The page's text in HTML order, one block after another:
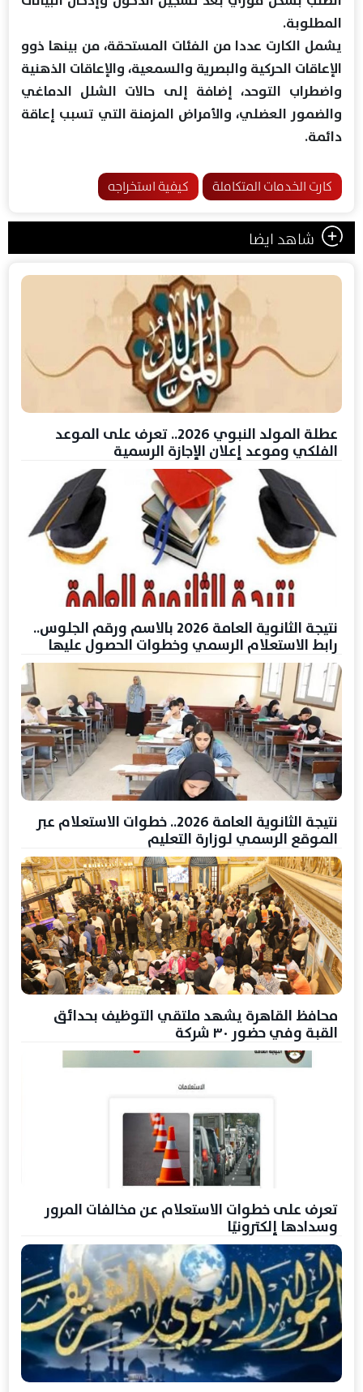
المطلوبة.
يشمل الكارت عددا من الفئات المستحقة، من بينها ذوو
الإعاقات الحركية والبصرية والسمعية، والإعاقات الذهنية
واضطراب التوحد، إضافة إلى حالات الشلل الدماغي
والضمور العضلي، والأمراض المزمنة التي تسبب إعاقة
دائمة.
كارت الخدمات المتكاملة كيفية استخراجه
شاهد ايضا
عطلة المولد النبوي 2026.. تعرف على الموعد
الفلكي وموعد إعلان الإجازة الرسمية
نتيجة الثانوية العامة 2026 بالاسم ورقم الجلوس..
رابط الاستعلام الرسمي وخطوات الحصول عليها
نتيجة الثانوية العامة 2026.. خطوات الاستعلام عبر
الموقع الرسمي لوزارة التعليم
محافظ القاهرة يشهد ملتقي التوظيف بحدائق
القبة وفي حضور ٣٠ شركة
تعرف على خطوات الاستعلام عن مخالفات المرور
وسدادها إلكترونيًا